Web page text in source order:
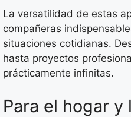
La versatilidad de estas
compañeras
situaciones cotidianas.
hasta proyectos
prácticamente infinitas.
Para el hogar y